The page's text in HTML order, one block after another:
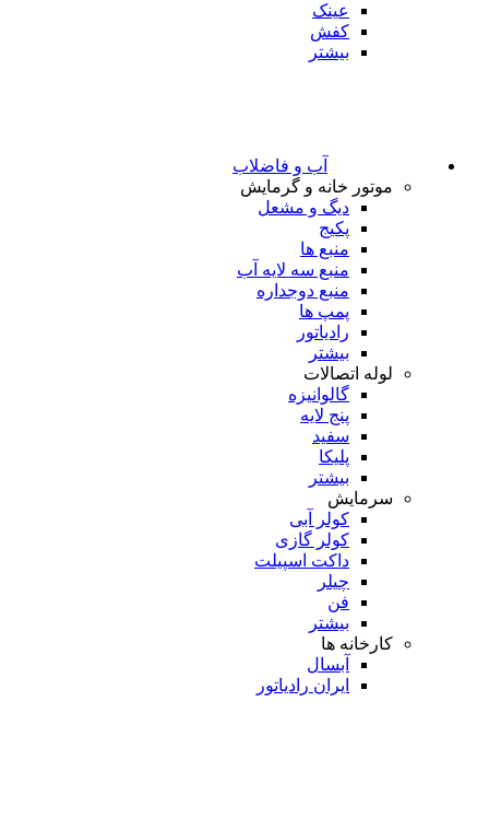
عینک
کفش
بیشتر
آب و فاضلاب
موتور خانه و گرمایش
دیگ و مشعل
پکیج
منبع ها
منبع سه لایه آب
منبع دوجداره
پمپ ها
رادیاتور
بیشتر
لوله اتصالات
گالوانیزه
پنج لایه
سفید
پلیکا
بیشتر
سرمایش
کولر آبی
کولر گازی
داکت اسپیلت
چیلر
فن
بیشتر
کارخانه ها
آبسال
ایران رادیاتور